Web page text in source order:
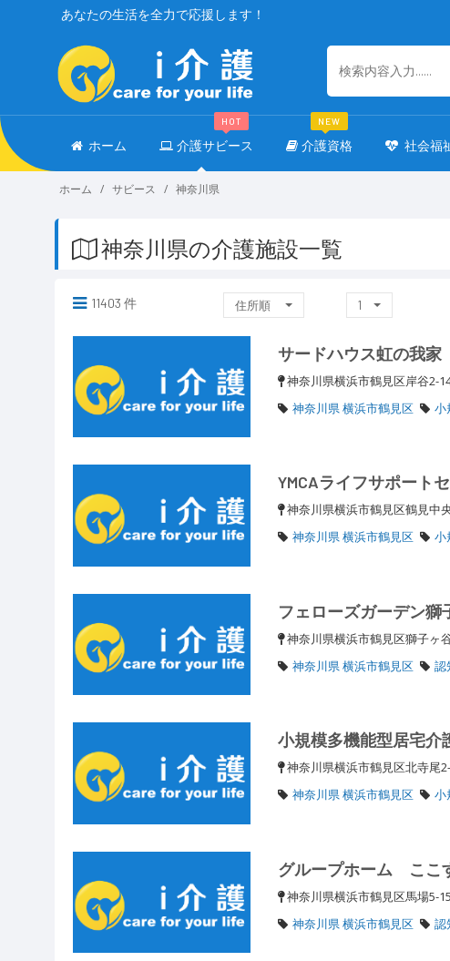
あなたの生活を全力で応援します！
ホーム 介護サビース
HOT
介護資格
NEW
社会福
ホーム サビース 神奈川県
神奈川県の介護施設一覧
11403 件 住所順 1
サードハウス虹の我家
神奈川県横浜市鶴見区岸谷2-
神奈川県 横浜市鶴見区
小
YMCAライフサポート
神奈川県横浜市鶴見区鶴見中
神奈川県 横浜市鶴見区
小
フェローズガーデン獅
神奈川県横浜市鶴見区獅子ヶ
神奈川県 横浜市鶴見区
認
小規模多機能型居宅
神奈川県横浜市鶴見区北寺尾
神奈川県 横浜市鶴見区
小
グループホーム ここ
神奈川県横浜市鶴見区馬場5-
神奈川県 横浜市鶴見区
認